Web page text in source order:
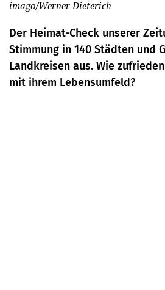
imago/Werner Dieterich
Der Heimat-Check unserer
Stimmung in 140 Städten und
Landkreisen aus. Wie
mit ihrem Lebensumfeld?